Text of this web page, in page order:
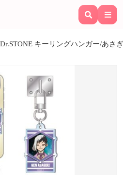
Dr.STONE キーリングハンガー/あさ